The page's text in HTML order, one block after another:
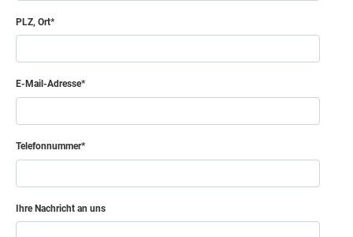
PLZ, Ort
E-Mail-Adresse
Telefonnummer
Ihre Nachricht an uns